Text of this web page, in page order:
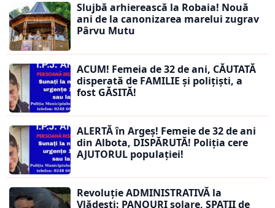
Slujbă arhierească la Robaia! Nouă
ani de la canonizarea marelui zugrav
Pârvu Mutu
ACUM! Femeia de 32 de ani, CĂUTATĂ
disperată de FAMILIE și polițiști, a
fost GĂSITĂ!
ALERTĂ în Argeș! Femeie de 32 de ani
din Albota, DISPĂRUTĂ! Poliția cere
AJUTORUL populației!
Revoluție ADMINISTRATIVĂ la
Vlădești: PANOURI solare, SPAȚII de